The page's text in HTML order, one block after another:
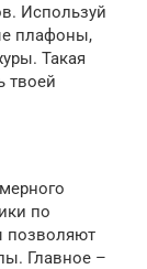
Используй
плафоны,
Такая
твоей
по
позволяют
Главное –